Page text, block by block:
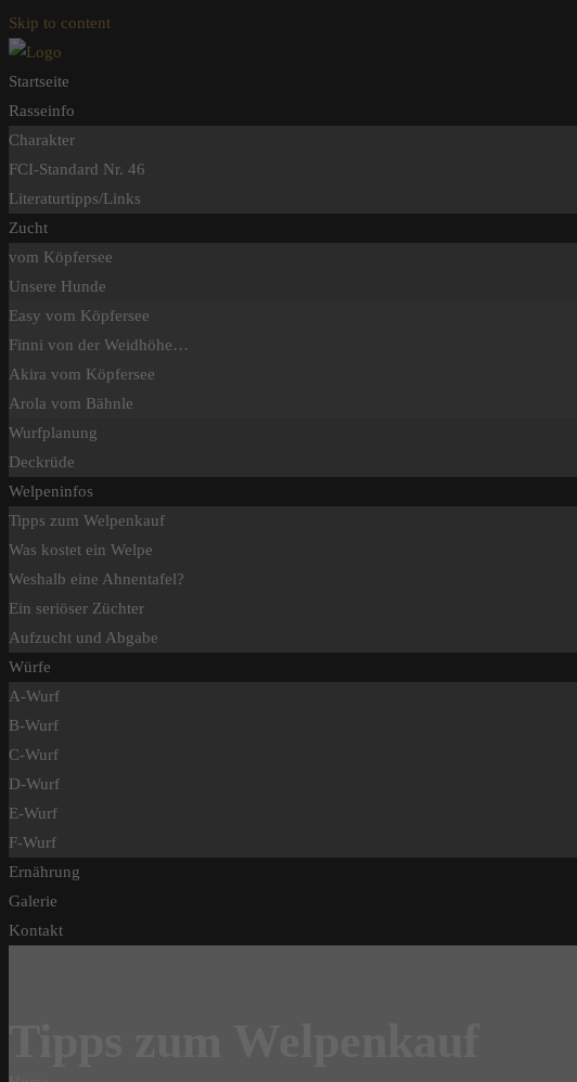
Skip to content
Startseite
Rasseinfo
Charakter
FCI-Standard Nr. 46
Literaturtipps/Links
Zucht
vom Köpfersee
Unsere Hunde
Easy vom Köpfersee
Finni von der Weidhöhe…
Akira vom Köpfersee
Arola vom Bähnle
Wurfplanung
Deckrüde
Welpeninfos
Tipps zum Welpenkauf
Was kostet ein Welpe
Weshalb eine Ahnentafel?
Ein seriöser Züchter
Aufzucht und Abgabe
Würfe
A-Wurf
B-Wurf
C-Wurf
D-Wurf
E-Wurf
F-Wurf
Ernährung
Galerie
Kontakt